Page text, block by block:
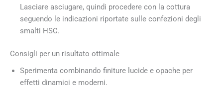
Lasciare asciugare, quindi procedere con la cottura
seguendo le indicazioni riportate sulle confezioni degli
smalti HSC.
Consigli per un risultato ottimale
Sperimenta combinando finiture lucide e opache per
effetti dinamici e moderni.